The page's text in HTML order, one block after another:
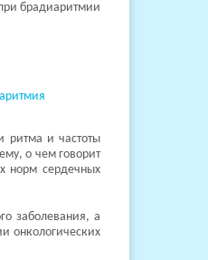
брадиаритмии
ритма и частоты
о чем говорит
норм сердечных
заболевания, а
онкологических